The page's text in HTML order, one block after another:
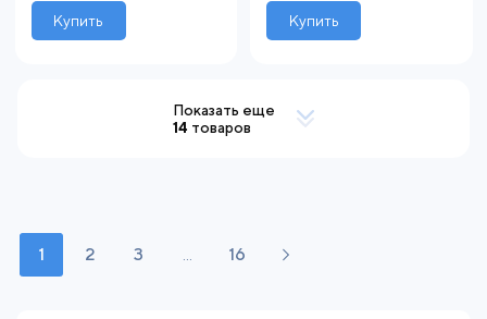
Купить Купить
Показать еще
14 товаров
1 2 3 ... 16